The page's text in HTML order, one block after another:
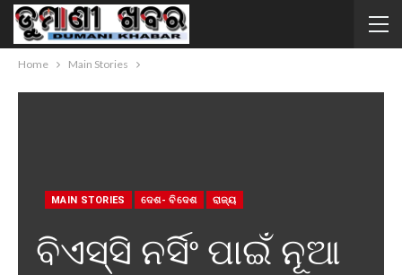
Home Main Stories
MAIN STORIES ଦେଶ- ବିଦେଶ ରାଜ୍ୟ
ବିଏସ୍ସି ନର୍ସିଂ ପାଇଁ ନୂଆ